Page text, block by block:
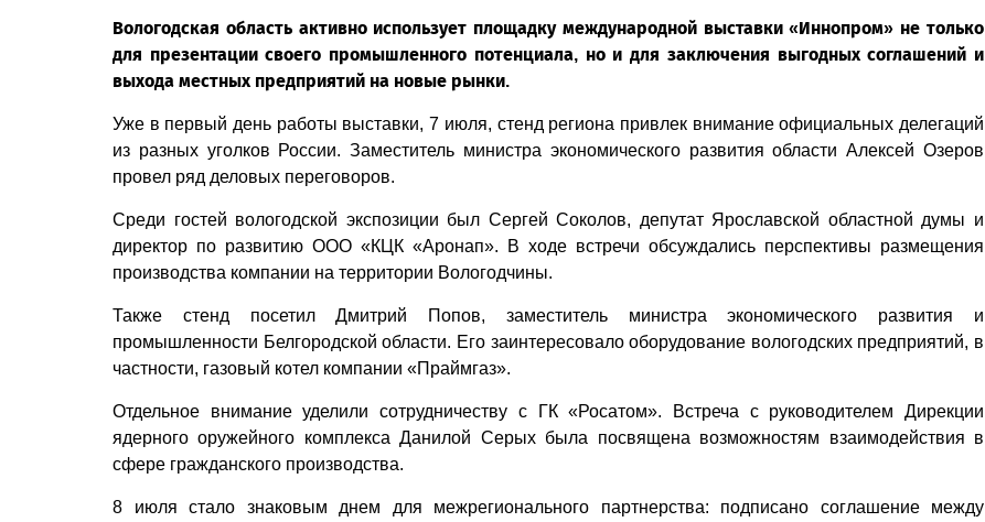
Вологодская область активно использует площадку международной выставки «Иннопром» не только
для презентации своего промышленного потенциала, но и для заключения выгодных соглашений и
выхода местных предприятий на новые рынки.
Уже в первый день работы выставки, 7 июля, стенд региона привлек внимание официальных делегаций
из разных уголков России. Заместитель министра экономического развития области Алексей Озеров
провел ряд деловых переговоров.
Среди гостей вологодской экспозиции был Сергей Соколов, депутат Ярославской областной думы и
директор по развитию ООО «КЦК «Аронап». В ходе встречи обсуждались перспективы размещения
производства компании на территории Вологодчины.
Также стенд посетил Дмитрий Попов, заместитель министра экономического развития и
промышленности Белгородской области. Его заинтересовало оборудование вологодских предприятий, в
частности, газовый котел компании «Праймгаз».
Отдельное внимание уделили сотрудничеству с ГК «Росатом». Встреча с руководителем Дирекции
ядерного оружейного комплекса Данилой Серых была посвящена возможностям взаимодействия в
сфере гражданского производства.
8 июля стало знаковым днем для межрегионального партнерства: подписано соглашение между